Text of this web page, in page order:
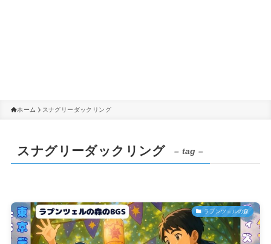
ホーム スナグリーダックリング
スナグリーダックリング – tag –
ラプンツェルの森